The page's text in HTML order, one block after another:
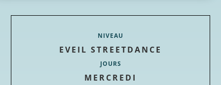
NIVEAU
EVEIL STREETDANCE
JOURS
MERCREDI